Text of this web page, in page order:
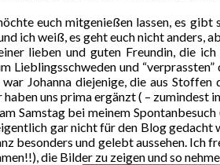
euch mitgenießen lassen, es
ich weiß, es geht euch nicht anders,
lieben und guten Freundin, die
Lieblingsschweden und
Johanna diejenige, die aus
uns prima ergänzt ( – zumindest
Samstag bei meinem
gar nicht für den Blog gedacht
besonders und gelebt aussehen.
die Bilder zu zeigen und so